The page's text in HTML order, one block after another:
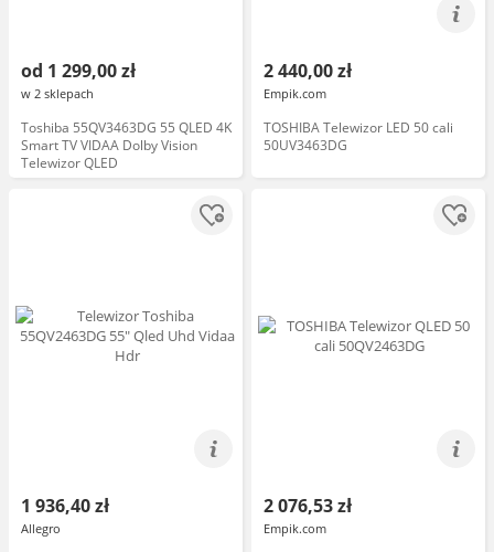
od 1 299,00 zł
w 2 sklepach
Toshiba 55QV3463DG 55 QLED 4K
Smart TV VIDAA Dolby Vision
Telewizor QLED
2 440,00 zł
Empik.com
TOSHIBA Telewizor LED 50 cali
50UV3463DG
1 936,40 zł
Allegro
2 076,53 zł
Empik.com